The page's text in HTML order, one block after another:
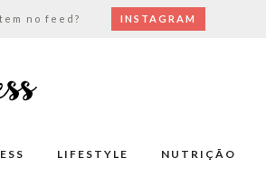
LIFESTYLE NUTRIÇÃO
no feed? INSTAGRAM